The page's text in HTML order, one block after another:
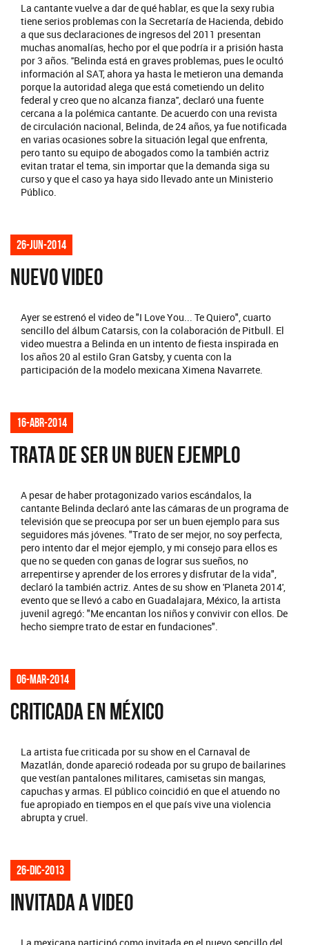
La cantante vuelve a dar de qué hablar, es que la sexy rubia
tiene serios problemas con la Secretaría de Hacienda, debido
a que sus declaraciones de ingresos del 2011 presentan
muchas anomalías, hecho por el que podría ir a prisión hasta
por 3 años. ''Belinda está en graves problemas, pues le ocultó
información al SAT, ahora ya hasta le metieron una demanda
porque la autoridad alega que está cometiendo un delito
federal y creo que no alcanza fianza'', declaró una fuente
cercana a la polémica cantante. De acuerdo con una revista
de circulación nacional, Belinda, de 24 años, ya fue notificada
en varias ocasiones sobre la situación legal que enfrenta,
pero tanto su equipo de abogados como la también actriz
evitan tratar el tema, sin importar que la demanda siga su
curso y que el caso ya haya sido llevado ante un Ministerio
Público.
26-jun-2014
NUEVO VIDEO
Ayer se estrenó el video de "I Love You... Te Quiero", cuarto
sencillo del álbum Catarsis, con la colaboración de Pitbull. El
video muestra a Belinda en un intento de fiesta inspirada en
los años 20 al estilo Gran Gatsby, y cuenta con la
participación de la modelo mexicana Ximena Navarrete.
16-abr-2014
TRATA DE SER UN BUEN EJEMPLO
A pesar de haber protagonizado varios escándalos, la
cantante Belinda declaró ante las cámaras de un programa de
televisión que se preocupa por ser un buen ejemplo para sus
seguidores más jóvenes. "Trato de ser mejor, no soy perfecta,
pero intento dar el mejor ejemplo, y mi consejo para ellos es
que no se queden con ganas de lograr sus sueños, no
arrepentirse y aprender de los errores y disfrutar de la vida",
declaró la también actriz. Antes de su show en 'Planeta 2014',
evento que se llevó a cabo en Guadalajara, México, la artista
juvenil agregó: "Me encantan los niños y convivir con ellos. De
hecho siempre trato de estar en fundaciones".
06-mar-2014
CRITICADA EN MÉXICO
La artista fue criticada por su show en el Carnaval de
Mazatlán, donde apareció rodeada por su grupo de bailarines
que vestían pantalones militares, camisetas sin mangas,
capuchas y armas. El público coincidió en que el atuendo no
fue apropiado en tiempos en el que país vive una violencia
abrupta y cruel.
26-dic-2013
INVITADA A VIDEO